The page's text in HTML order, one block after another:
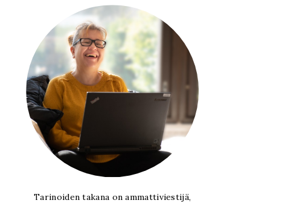
Tarinoiden takana on ammattiviestijä,